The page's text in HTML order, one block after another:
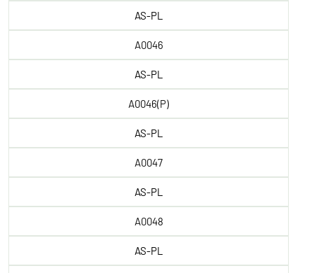
AS-PL
A0046
AS-PL
A0046(P)
AS-PL
A0047
AS-PL
A0048
AS-PL